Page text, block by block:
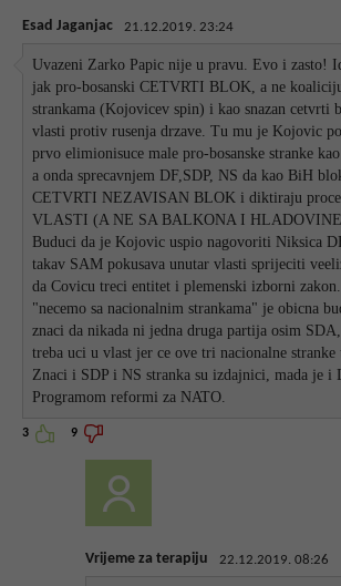
Esad Jaganjac 21.12.2019. 23:24
Uvazeni Zarko Papic nije u pravu. Evo i zasto!
jak pro-bosanski CETVRTI BLOK, a ne
strankama (Kojovicev spin) i kao snazan cetvrti
vlasti protiv rusenja drzave. Tu mu je Kojovic
prvo elimionisuce male pro-bosanske stranke
a onda sprecavnjem DF,SDP, NS da kao BiH
CETVRTI NEZAVISAN BLOK i diktiraju
VLASTI (A NE SA BALKONA I HLADOVINE
Buduci da je Kojovic uspio nagovoriti Niksica
takav SAM pokusava unutar vlasti sprijeciti
da Covicu treci entitet i plemenski izborni
"necemo sa nacionalnim strankama" je obicna
znaci da nikada ni jedna druga partija osim
treba uci u vlast jer ce ove tri nacionalne
Znaci i SDP i NS stranka su izdajnici, mada je i
Programom reformi za NATO.
3 9
Vrijeme za terapiju 22.12.2019. 08:26